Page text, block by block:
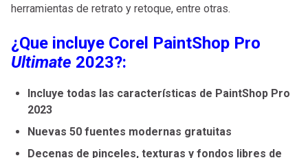
herramientas de retrato y retoque, entre otras.
¿Que incluye Corel PaintShop Pro
Ultimate 2023?:
Incluye todas las características de PaintShop Pro
2023
Nuevas 50 fuentes modernas gratuitas
Decenas de pinceles, texturas y fondos libres de